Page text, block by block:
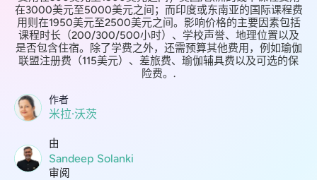
在3000美元至5000美元之间；而印度或东南亚的国际课程费
用则在1950美元至2500美元之间。影响价格的主要因素包括
课程时长（200/300/500小时）、学校声誉、地理位置以及
是否包含住宿。除了学费之外，还需预算其他费用，例如瑜伽
联盟注册费（115美元）、差旅费、瑜伽辅具费以及可选的保
险费。.
作者
米拉·沃茨
由
Sandeep Solanki
审阅